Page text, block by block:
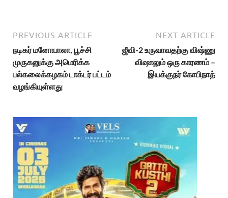
PREVIOUS ARTICLE
நடிகர் மனோபாலா, பூச்சி
முருகனுக்கு அமெரிக்க
பல்கலைக்கழகம் டாக்டர் பட்டம்
வழங்கியுள்ளது
NEXT ARTICLE
ஜீவி-2 உருவாவதற்கு விஷ்ணு
விஷாலும் ஒரு காரணம் –
இயக்குநர் கோபிநாத்